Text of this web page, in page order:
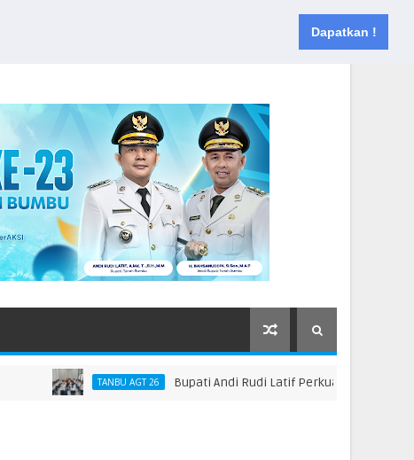
Dapatkan !
Kontak
TANBU AGT 26 Bupati Andi Rudi Latif Perkuat Kebijakan